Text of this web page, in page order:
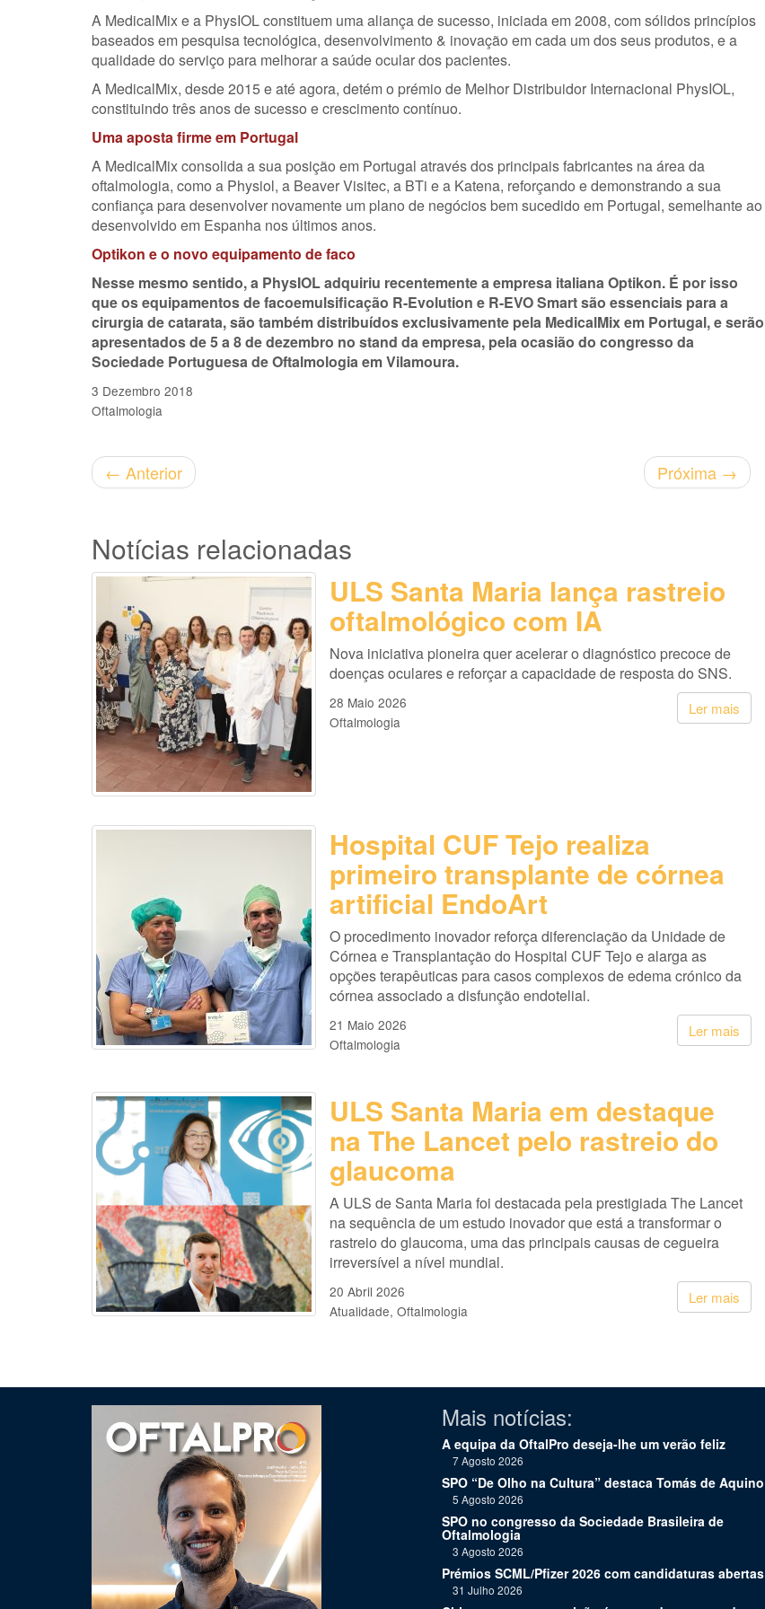
A MedicalMix e a PhysIOL constituem uma aliança de sucesso, iniciada em 2008, com sólidos princípios
baseados em pesquisa tecnológica, desenvolvimento & inovação em cada um dos seus produtos, e a
qualidade do serviço para melhorar a saúde ocular dos pacientes.
A MedicalMix, desde 2015 e até agora, detém o prémio de Melhor Distribuidor Internacional PhysIOL,
constituindo três anos de sucesso e crescimento contínuo.
Uma aposta firme em Portugal
A MedicalMix consolida a sua posição em Portugal através dos principais fabricantes na área da
oftalmologia, como a Physiol, a Beaver Visitec, a BTi e a Katena, reforçando e demonstrando a sua
confiança para desenvolver novamente um plano de negócios bem sucedido em Portugal, semelhante ao
desenvolvido em Espanha nos últimos anos.
Optikon e o novo equipamento de faco
Nesse mesmo sentido, a PhysIOL adquiriu recentemente a empresa italiana Optikon. É por isso
que os equipamentos de facoemulsificação R-Evolution e R-EVO Smart são essenciais para a
cirurgia de catarata, são também distribuídos exclusivamente pela MedicalMix em Portugal, e serão
apresentados de 5 a 8 de dezembro no stand da empresa, pela ocasião do congresso da
Sociedade Portuguesa de Oftalmologia em Vilamoura.
3 Dezembro 2018
Oftalmologia
← Anterior Próxima →
Notícias relacionadas
ULS Santa Maria lança rastreio
oftalmológico com IA
Nova iniciativa pioneira quer acelerar o diagnóstico precoce de
doenças oculares e reforçar a capacidade de resposta do SNS.
Ler mais
28 Maio 2026
Oftalmologia
Hospital CUF Tejo realiza
primeiro transplante de córnea
artificial EndoArt
O procedimento inovador reforça diferenciação da Unidade de
Córnea e Transplantação do Hospital CUF Tejo e alarga as
opções terapêuticas para casos complexos de edema crónico da
córnea associado a disfunção endotelial.
Ler mais
21 Maio 2026
Oftalmologia
ULS Santa Maria em destaque
na The Lancet pelo rastreio do
glaucoma
A ULS de Santa Maria foi destacada pela prestigiada The Lancet
na sequência de um estudo inovador que está a transformar o
rastreio do glaucoma, uma das principais causas de cegueira
irreversível a nível mundial.
Ler mais
20 Abril 2026
Atualidade Oftalmologia
Clique para ler
Mais notícias:
A equipa da OftalPro deseja-lhe um verão feliz
7 Agosto 2026
SPO “De Olho na Cultura” destaca Tomás de Aquino
5 Agosto 2026
SPO no congresso da Sociedade Brasileira de
Oftalmologia
3 Agosto 2026
Prémios SCML/Pfizer 2026 com candidaturas abertas
31 Julho 2026